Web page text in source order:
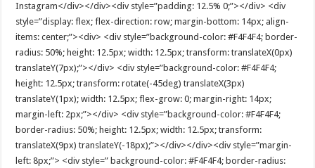
Instagram</div></div><div style=”padding: 12.5% 0;”></div> <div
style=”display: flex; flex-direction: row; margin-bottom: 14px; align-
items: center;”><div> <div style=”background-color: #F4F4F4; border-
radius: 50%; height: 12.5px; width: 12.5px; transform: translateX(0px)
translateY(7px);”></div> <div style=”background-color: #F4F4F4;
height: 12.5px; transform: rotate(-45deg) translateX(3px)
translateY(1px); width: 12.5px; flex-grow: 0; margin-right: 14px;
margin-left: 2px;”></div> <div style=”background-color: #F4F4F4;
border-radius: 50%; height: 12.5px; width: 12.5px; transform:
translateX(9px) translateY(-18px);”></div></div><div style=”margin-
left: 8px;”> <div style=” background-color: #F4F4F4; border-radius: